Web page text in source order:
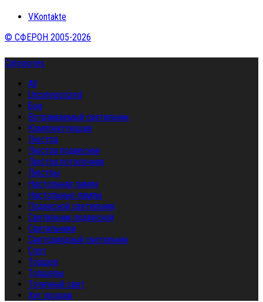
VKontakte
© СФЕРОН 2005-2026
Categories
All
Uncategorized
Бра
Встраиваемый светильник
Комплектующие
Люстра
Люстра подвесная
Люстра потолочная
Люстры
Настольная лампа
Настольные лампы
Подвесной светильник
Светильник подвесной
Светильники
Светодиодный светильник
Спот
Торшер
Торшеры
Точечный свет
Хит продаж